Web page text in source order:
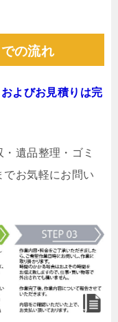
の流れ
よびお見積りは完
遺品整理・ゴミ
でお気軽にお問い